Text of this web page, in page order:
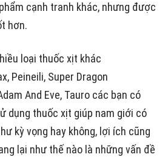
cạnh tranh khác, nhưng được
hơn.
loại thuốc xịt khác
Peineili, Super Dragon
And Eve, Tauro các bạn có
dụng thuốc xịt giúp nam giới có
kỳ vọng hay không, lợi ích cũng
lại như thế nào là những vấn đề